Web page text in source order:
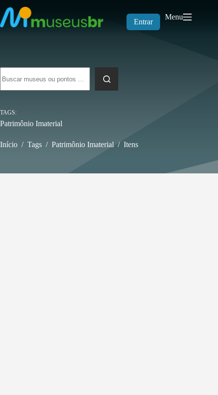
para
o
conteúdo
Entrar
Menu
resultados
TAGS
Patrimônio Imaterial
Início / Tags / Patrimônio Imaterial / Itens